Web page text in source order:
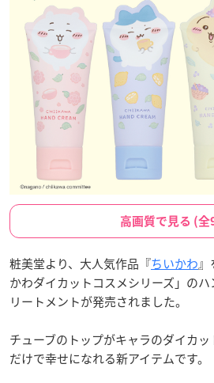
高画質で見る (全
粧美堂より、大人気作品『ちいかわ』
かわダイカットコスメシリーズ」の
リートメントが発売されました。
チューブのトップがキャラのダイカ
だけで幸せになれる新アイテムです。